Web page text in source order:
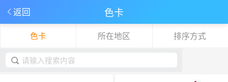
返回 色卡
色卡 所在地区 排序方式
下拉刷新